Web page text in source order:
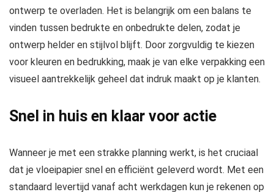
ontwerp te overladen. Het is belangrijk om een balans te
vinden tussen bedrukte en onbedrukte delen, zodat je
ontwerp helder en stijlvol blijft. Door zorgvuldig te kiezen
voor kleuren en bedrukking, maak je van elke verpakking een
visueel aantrekkelijk geheel dat indruk maakt op je klanten.
Snel in huis en klaar voor actie
Wanneer je met een strakke planning werkt, is het cruciaal
dat je vloeipapier snel en efficiënt geleverd wordt. Met een
standaard levertijd vanaf acht werkdagen kun je rekenen op